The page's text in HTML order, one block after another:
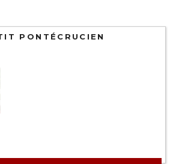
PONTÉCRUCIEN